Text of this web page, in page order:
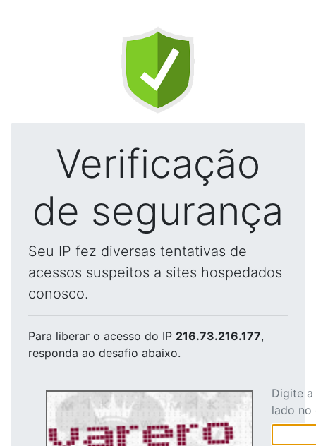
Verificação
de segurança
Seu IP fez diversas tentativas de
acessos suspeitos a sites hospedados
conosco.
Para liberar o acesso do IP 216.73.216.177,
responda ao desafio abaixo.
Digite
lado no